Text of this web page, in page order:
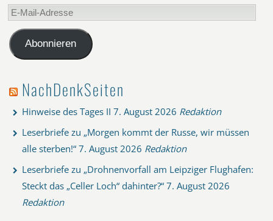
E-
Mail-
AdresseAbonnieren
NachDenkSeiten
Hinweise des Tages II 7. August 2026 Redaktion
Leserbriefe zu „Morgen kommt der Russe, wir müssen
alle sterben!“ 7. August 2026 Redaktion
Leserbriefe zu „Drohnenvorfall am Leipziger Flughafen:
Steckt das „Celler Loch“ dahinter?“ 7. August 2026
Redaktion